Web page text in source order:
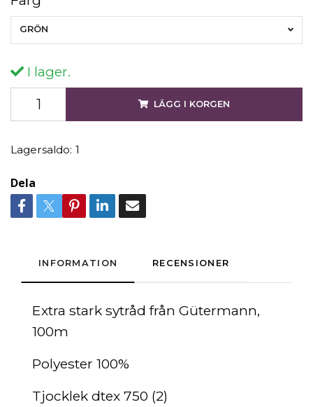
GRÖN
I lager.
LÄGG I KORGEN
Lagersaldo: 1
Dela
INFORMATION RECENSIONER
Extra stark sytråd från Gütermann,
100m
Polyester 100%
Tjocklek dtex 750 (2)